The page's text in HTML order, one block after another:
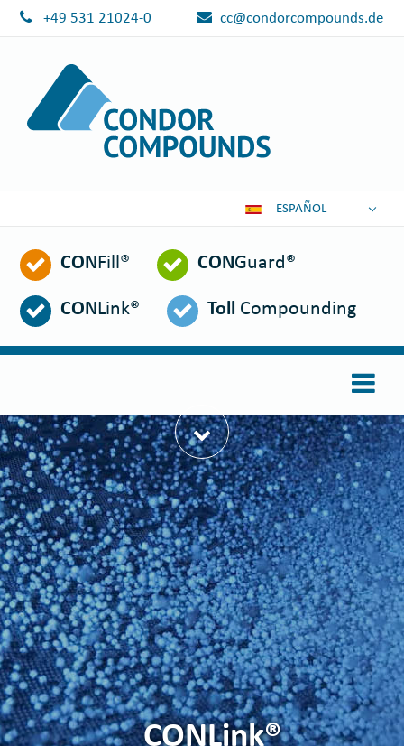
+49 531 21024-0 cc@condorcompounds.de
ENGLISH
ESPAÑOL
FRANÇAIS
ITALIANO
日本語
中文
ČEŠTINA
PORTUGUÊS
РУССКИЙ
TÜRKÇE
MAGYAR
فارسی
NEDERLANDS
ROMÂNESC
SUOMALAINEN
SLOVENSKÁ
CONFill® CONGuard®
CONLink® Toll Compounding
CONLink®